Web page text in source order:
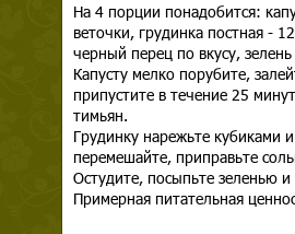
На 4 порции понадобится:
веточки, грудинка постная -
черный перец по вкусу,
Капусту мелко порубите,
припустите в течение 25
тимьян.
Грудинку нарежьте кубиками
перемешайте, приправьте
Остудите, посыпьте зеленью и
Примерная питательная